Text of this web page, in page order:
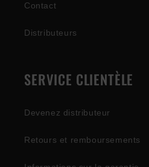
Contact
Distributeurs
SERVICE CLIENTÈLE
Devenez distributeur
Retours et remboursements